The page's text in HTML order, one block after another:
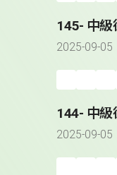
145- 中
2025-09-05
144- 中
2025-09-05